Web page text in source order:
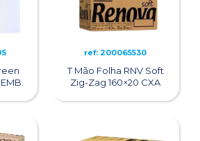
ref: 200065530
T Mão Folha RNV Soft
Zig-Zag 160×20 CXA